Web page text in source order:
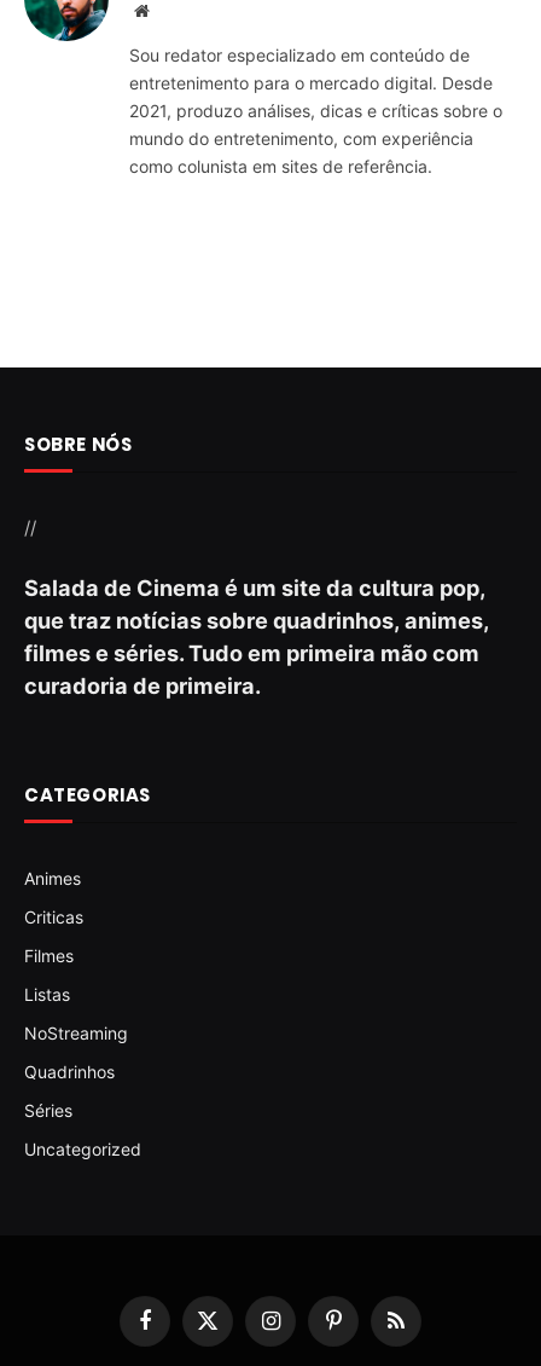
Website
Sou redator especializado em conteúdo de
entretenimento para o mercado digital. Desde
2021, produzo análises, dicas e críticas sobre o
mundo do entretenimento, com experiência
como colunista em sites de referência.
SOBRE NÓS
//
Salada de Cinema é um site da cultura pop,
que traz notícias sobre quadrinhos, animes,
filmes e séries. Tudo em primeira mão com
curadoria de primeira.
CATEGORIAS
Animes
Criticas
Filmes
Listas
NoStreaming
Quadrinhos
Séries
Uncategorized
Facebook
X
InstagramPinterestRSS